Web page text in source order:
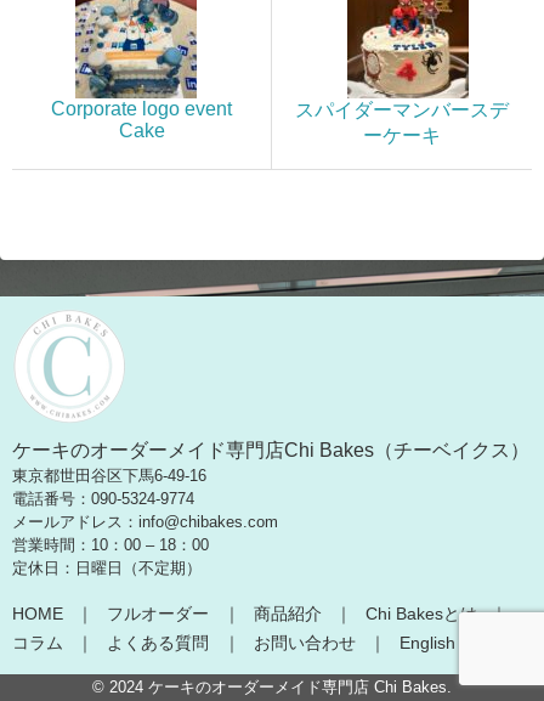
Corporate logo event
Cake
スパイダーマンバースデ
ーケーキ
ケーキのオーダーメイド専門店Chi Bakes（チーベイクス）
東京都世田谷区下馬6-49-16
電話番号：090-5324-9774
メールアドレス：info@chibakes.com
営業時間：10：00 – 18：00
定休日：日曜日（不定期）
HOME フルオーダー 商品紹介
Chi Bakesとは
コラム
よくある質問 お問い合わせ English
© 2024 ケーキのオーダーメイド専門店 Chi Bakes.